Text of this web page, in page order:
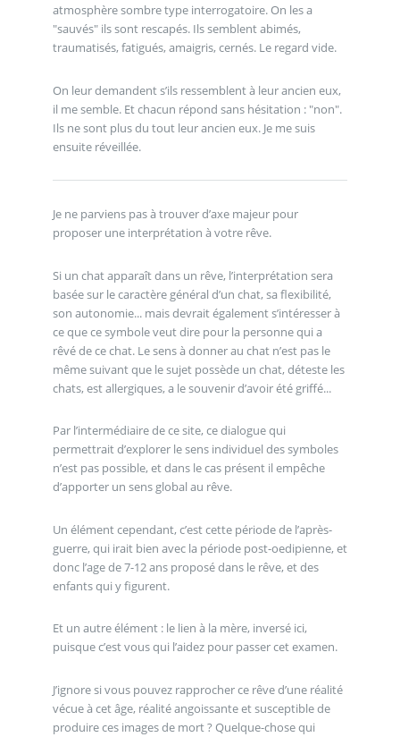
atmosphère sombre type interrogatoire. On les a
"sauvés" ils sont rescapés. Ils semblent abimés,
traumatisés, fatigués, amaigris, cernés. Le regard vide.
On leur demandent s’ils ressemblent à leur ancien eux,
il me semble. Et chacun répond sans hésitation : "non".
Ils ne sont plus du tout leur ancien eux. Je me suis
ensuite réveillée.
Je ne parviens pas à trouver d’axe majeur pour
proposer une interprétation à votre rêve.
Si un chat apparaît dans un rêve, l’interprétation sera
basée sur le caractère général d’un chat, sa flexibilité,
son autonomie... mais devrait également s’intéresser à
ce que ce symbole veut dire pour la personne qui a
rêvé de ce chat. Le sens à donner au chat n’est pas le
même suivant que le sujet possède un chat, déteste les
chats, est allergiques, a le souvenir d’avoir été griffé...
Par l’intermédiaire de ce site, ce dialogue qui
permettrait d’explorer le sens individuel des symboles
n’est pas possible, et dans le cas présent il empêche
d’apporter un sens global au rêve.
Un élément cependant, c’est cette période de l’après-
guerre, qui irait bien avec la période post-oedipienne, et
donc l’age de 7-12 ans proposé dans le rêve, et des
enfants qui y figurent.
Et un autre élément : le lien à la mère, inversé ici,
puisque c’est vous qui l’aidez pour passer cet examen.
J’ignore si vous pouvez rapprocher ce rêve d’une réalité
vécue à cet âge, réalité angoissante et susceptible de
produire ces images de mort ? Quelque-chose qui